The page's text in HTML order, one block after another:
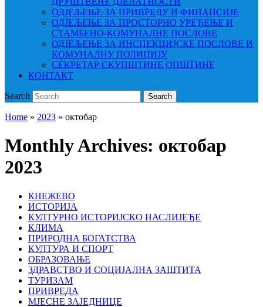
ОДЈЕЉЕЊЕ ЗА ПРИВРЕДУ И ФИНАНСИЈЕ
ОДЈЕЉЕЊЕ ЗА ПРОСТОРНО УРЕЂЕЊЕ И
СТАМБЕНО-КОМУНАЛНЕ ПОСЛОВЕ
ОДЈЕЉЕЊЕ ЗА ИНСПЕКЦИЈСКЕ ПОСЛОВЕ И
КОМУНАЛНУ ПОЛИЦИЈУ
СЕКРЕТАР СКУПШТИНЕ ОПШТИНЕ
КОНТАКТ
Search Search
Home » 2023 » октобар
Monthly Archives: октобар
2023
КНЕЖЕВО
ИСТОРИЈА
КУЛТУРНО ИСТОРИЈСКО НАСЛИЈЕЂЕ
КЛИМА
ПРИРОДНА БОГАТСТВА
КУЛТУРА И СПОРТ
ОБРАЗОВАЊЕ
ЗДРАВСТВО И СОЦИЈАЛНА ЗАШТИТА
ТУРИЗАМ
ПРИВРЕДА
МЈЕСНЕ ЗАЈЕДНИЦЕ